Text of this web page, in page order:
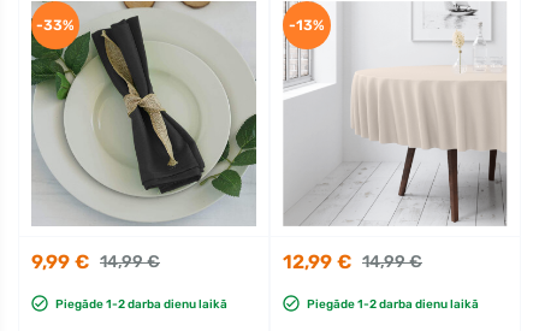
9,99 € 14,99 €
Piegāde 1-2 darba dienu laikā
-33%
12,99 € 14,99 €
Piegāde 1-2 darba dienu laikā
-13%